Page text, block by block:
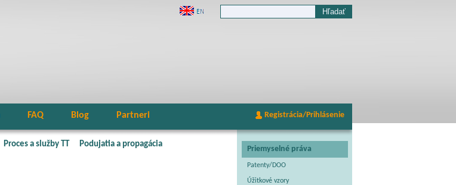
FAQ Blog Partneri Registrácia/Prihlásenie
Proces a služby TT Podujatia a propagácia
Priemyselné práva
Patenty/DOO
Úžitkové vzory